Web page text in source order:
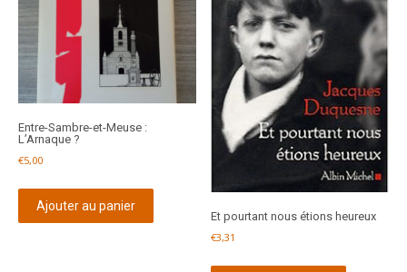
Entre-Sambre-et-Meuse :
L’Arnaque ?
€5,00
Ajouter au panier
Et pourtant nous étions heureux
€3,31